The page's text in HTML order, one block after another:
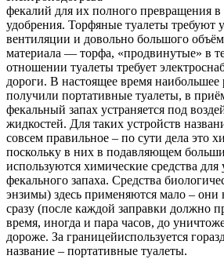
фекалий для их полного превращения
удобрения. Торфяные туалеты требуют
вентиляции и довольно большого
материала — торфа, «продвинутые» в
отношении туалеты требует
дороги. В настоящее время наибольшее
получили портативные туалеты, в
фекальный запах устраняется под
жидкостей. Для таких устройств
совсем правильное – по сути дела это
поскольку в них в подавляющем
используются химические средства
фекального запаха. Средства
энзимы) здесь применяются мало – они
сразу (после каждой заправки должно
время, иногда и пара часов, до
дороже. За границейиспользуется
название – портативные туалеты.